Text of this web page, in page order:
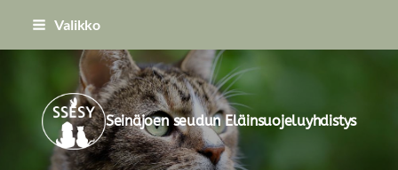
Siirry
Valikko
Seinäjoen seudun Eläinsuojeluyhdistys